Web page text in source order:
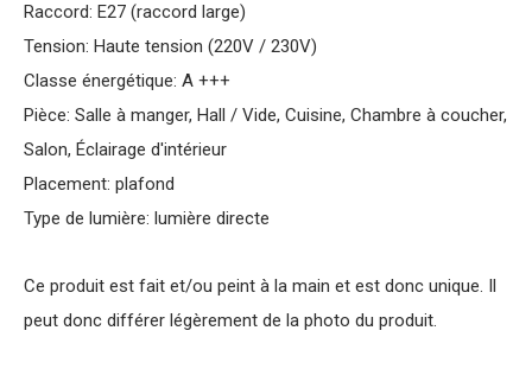
Raccord: E27 (raccord large)
Tension: Haute tension (220V / 230V)
Classe énergétique: A +++
Pièce: Salle à manger, Hall / Vide, Cuisine, Chambre à coucher,
Salon, Éclairage d'intérieur
Placement: plafond
Type de lumière: lumière directe
Ce produit est fait et/ou peint à la main et est donc unique. Il
peut donc différer légèrement de la photo du produit.